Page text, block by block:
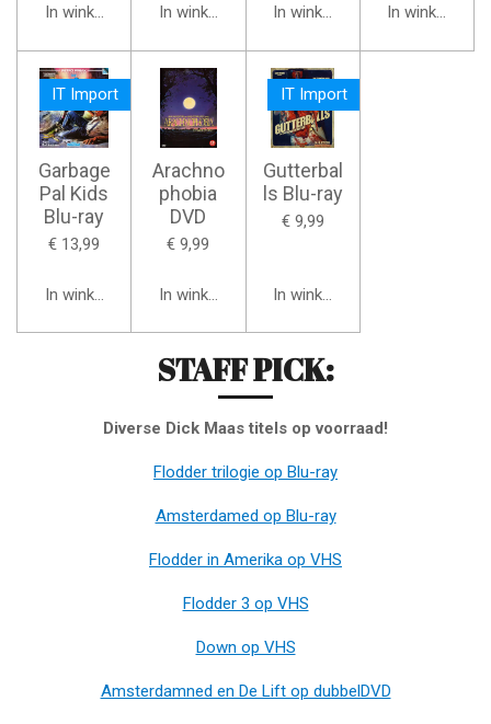
In winkelwagen In winkelwagen In winkelwagen In
IT Import
Garbage
Pal Kids
Blu-ray
€ 13,99
In winkelwagen
Arachno
phobia
DVD
€ 9,99
In winkelwagen
IT Import
Gutterbal
ls Blu-ray
€ 9,99
In winkelwagen
STAFF PICK:
Diverse Dick Maas titels op voorraad!
Flodder trilogie op Blu-ray
Amsterdamed op Blu-ray
Flodder in Amerika op VHS
Flodder 3 op VHS
Down op VHS
Amsterdamned en De Lift op dubbelDVD